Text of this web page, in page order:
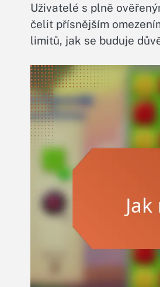
Uživatelé s plně
čelit přísnějším
limitů, jak se buduje